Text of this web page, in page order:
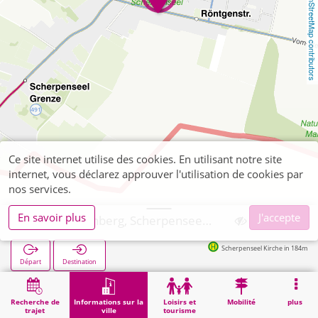
OpenStreetMap contributors
Recherche de
trajet
Informations sur la
ville
Loisirs et
tourisme
Mobilité plus
Départ Destination
Scherpenseel Kirche in 184m
Démarrage Informations sur la ville Übach-Palenberg, Scherpenseel Friedhof
Ce site internet utilise des cookies. En utilisant notre site
internet, vous déclarez approuver l'utilisation de cookies par
nos services.
En savoir plus
J'accepte